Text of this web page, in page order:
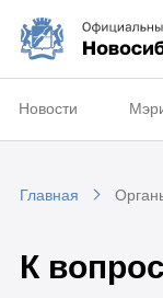
Новости
Главная
К